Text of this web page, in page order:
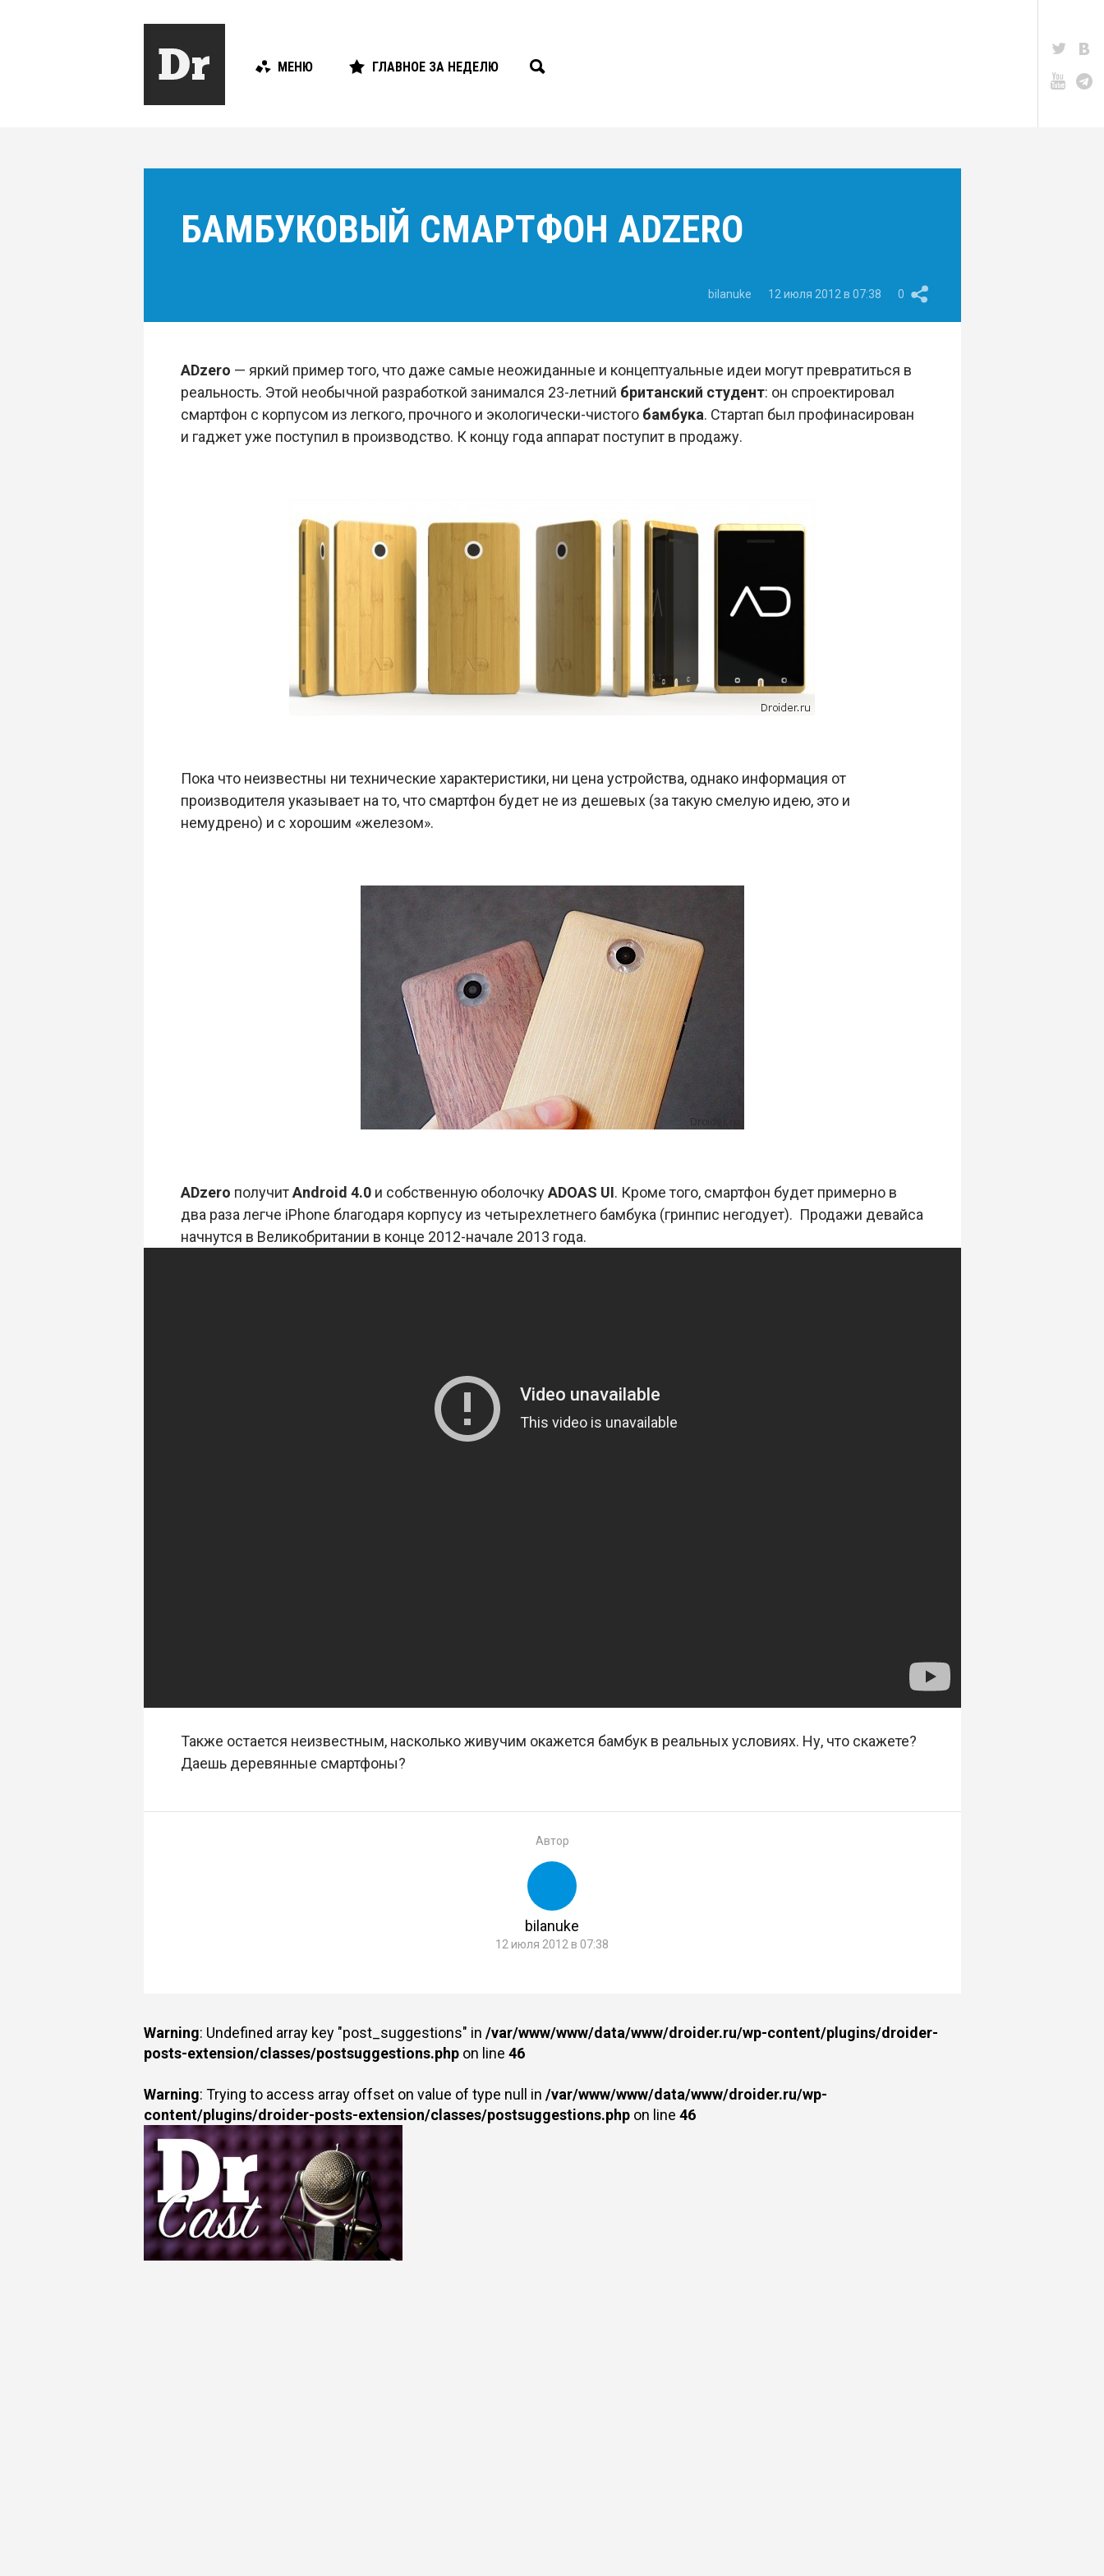
МЕНЮ ГЛАВНОЕ ЗА НЕДЕЛЮ
БАМБУКОВЫЙ СМАРТФОН ADZERO
bilanuke 12 июля 2012 в 07:38 0
ADzero — яркий пример того, что даже самые неожиданные и концептуальные идеи могут превратиться в
реальность. Этой необычной разработкой занимался 23-летний британский студент: он спроектировал
смартфон с корпусом из легкого, прочного и экологически-чистого бамбука. Стартап был профинасирован
и гаджет уже поступил в производство. К концу года аппарат поступит в продажу.
Пока что неизвестны ни технические характеристики, ни цена устройства, однако информация от
производителя указывает на то, что смартфон будет не из дешевых (за такую смелую идею, это и
немудрено) и с хорошим «железом».
ADzero получитAndroid 4.0и собственную оболочкуADOAS UI. Кроме того, смартфон будет примерно в
два раза легче iPhone благодаря корпусу из четырехлетнего бамбука (гринпис негодует). Продажи девайса
начнутся в Великобритании в конце 2012-начале 2013 года.
Также остается неизвестным, насколько живучим окажется бамбук в реальных условиях. Ну, что скажете?
Даешь деревянные смартфоны?
Автор
bilanuke
12 июля 2012 в 07:38
Warning: Undefined array key "post_suggestions" in /var/www/www/data/www/droider.ru/wp-content/plugins/droider-
posts-extension/classes/postsuggestions.phpon line 46
Warning: Trying to access array offset on value of type null in /var/www/www/data/www/droider.ru/wp-
content/plugins/droider-posts-extension/classes/postsuggestions.phpon line 46